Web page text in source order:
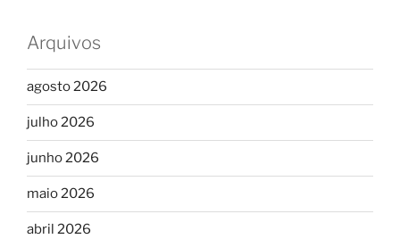
Arquivos
agosto 2026
julho 2026
junho 2026
maio 2026
abril 2026